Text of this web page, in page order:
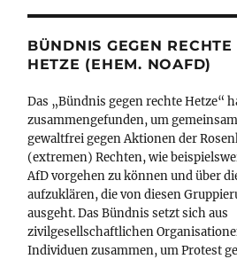
BÜNDNIS GEGEN RECHTE
HETZE (EHEM. NOAFD)
Das „Bündnis gegen rechte Hetze“
zusammengefunden, um
gewaltfrei gegen Aktionen der
(extremen) Rechten, wie
AfD vorgehen zu können und über
aufzuklären, die von diesen
ausgeht. Das Bündnis setzt sich aus
zivilgesellschaftlichen
Individuen zusammen, um Protest